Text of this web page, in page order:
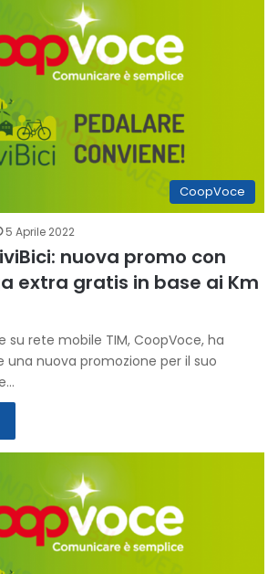
CoopVoce
5 Aprile 2022
nuova promo con
extra gratis in base ai Km
su rete mobile TIM, CoopVoce, ha
nuova promozione per il suo